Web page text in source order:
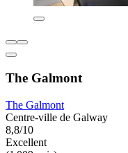
The Galmont
The Galmont
Centre-ville de Galway
8,8/10
Excellent